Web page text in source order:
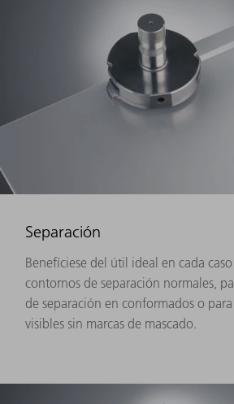
Separación
Benefíciese del útil ideal en cada
contornos de separación normales,
de separación en conformados o
visibles sin marcas de mascado.